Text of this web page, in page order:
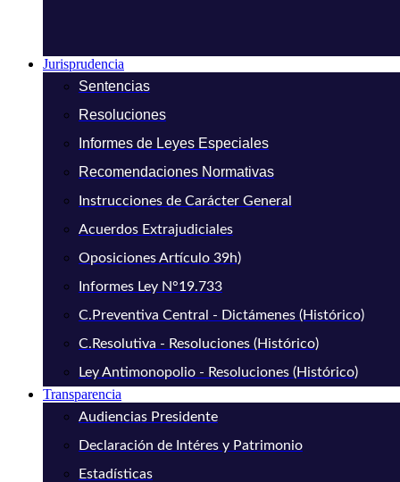
Jurisprudencia
Sentencias
Resoluciones
Informes de Leyes Especiales
Recomendaciones Normativas
Instrucciones de Carácter General
Acuerdos Extrajudiciales
Oposiciones Artículo 39h)
Informes Ley N°19.733
C.Preventiva Central - Dictámenes (Histórico)
C.Resolutiva - Resoluciones (Histórico)
Ley Antimonopolio - Resoluciones (Histórico)
Transparencia
Audiencias Presidente
Declaración de Intéres y Patrimonio
Estadísticas